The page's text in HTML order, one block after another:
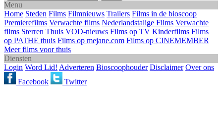
Menu
Home Steden Films Filmnieuws Trailers Films in de bioscoop
Premierefilms Verwachte films Nederlandstalige Films Verwachte
films Sterren Thuis VOD-nieuws Films op TV Kinderfilms Films
op PATHE thuis Films op mejane.com Films op CINEMEMBER
Meer films voor thuis
Diensten
Login Word Lid! Adverteren Bioscoophouder Disclaimer Over ons
Facebook
Twitter